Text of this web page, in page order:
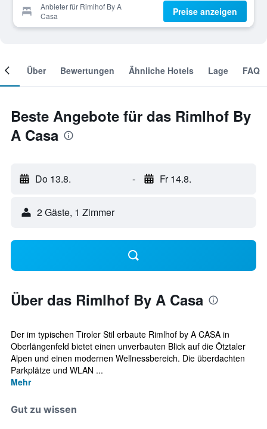
Anbieter für Rimlhof By A
Casa
Preise anzeigen
Über Bewertungen Ähnliche Hotels Lage FAQ
Beste Angebote für das Rimlhof By
A Casa
Do 13.8. - Fr 14.8.
2 Gäste, 1 Zimmer
Über das Rimlhof By A Casa
Der im typischen Tiroler Stil erbaute Rimlhof by A CASA in
Oberlängenfeld bietet einen unverbauten Blick auf die Ötztaler
Alpen und einen modernen Wellnessbereich. Die überdachten
Parkplätze und WLAN ...
Mehr
Gut zu wissen